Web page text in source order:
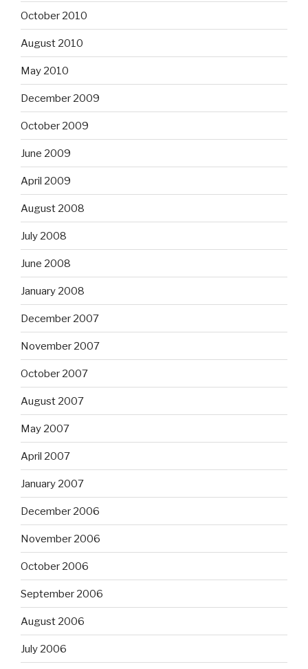
October 2010
August 2010
May 2010
December 2009
October 2009
June 2009
April 2009
August 2008
July 2008
June 2008
January 2008
December 2007
November 2007
October 2007
August 2007
May 2007
April 2007
January 2007
December 2006
November 2006
October 2006
September 2006
August 2006
July 2006